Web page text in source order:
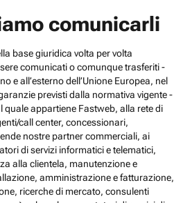
comunicarli
base giuridica volta per volta
comunicati o comunque trasferiti -
e all’esterno dell’Unione Europea, nel
previsti dalla normativa vigente -
quale appartiene Fastweb, alla rete di
call center, concessionari,
nostre partner commerciali, ai
di servizi informatici e telematici,
alla clientela, manutenzione e
amministrazione e fatturazione,
ricerche di mercato, consulenti